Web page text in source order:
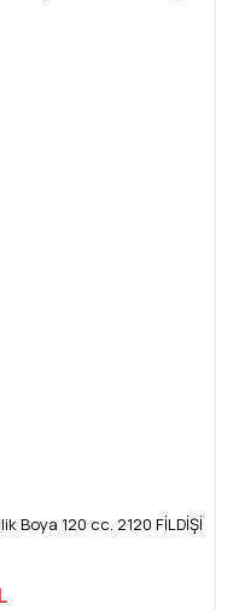
Boya 120 cc. 2120 FİLDİŞİ